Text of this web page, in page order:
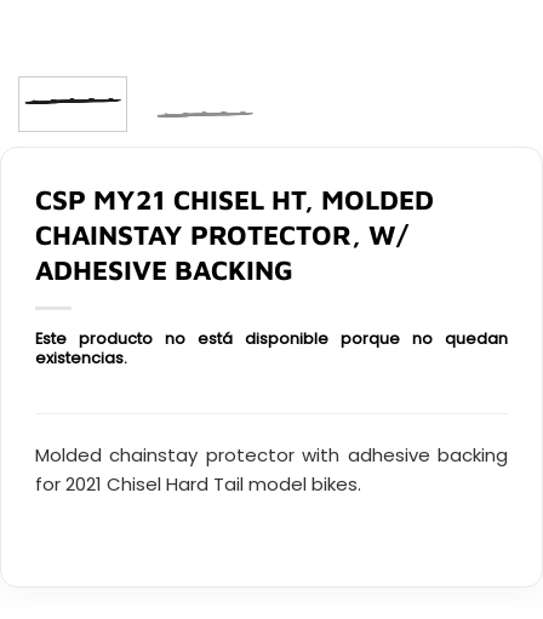
CSP MY21 CHISEL HT, MOLDED
CHAINSTAY PROTECTOR, W/
ADHESIVE BACKING
Este producto no está disponible porque no quedan
existencias.
Molded chainstay protector with adhesive backing
for 2021 Chisel Hard Tail model bikes.